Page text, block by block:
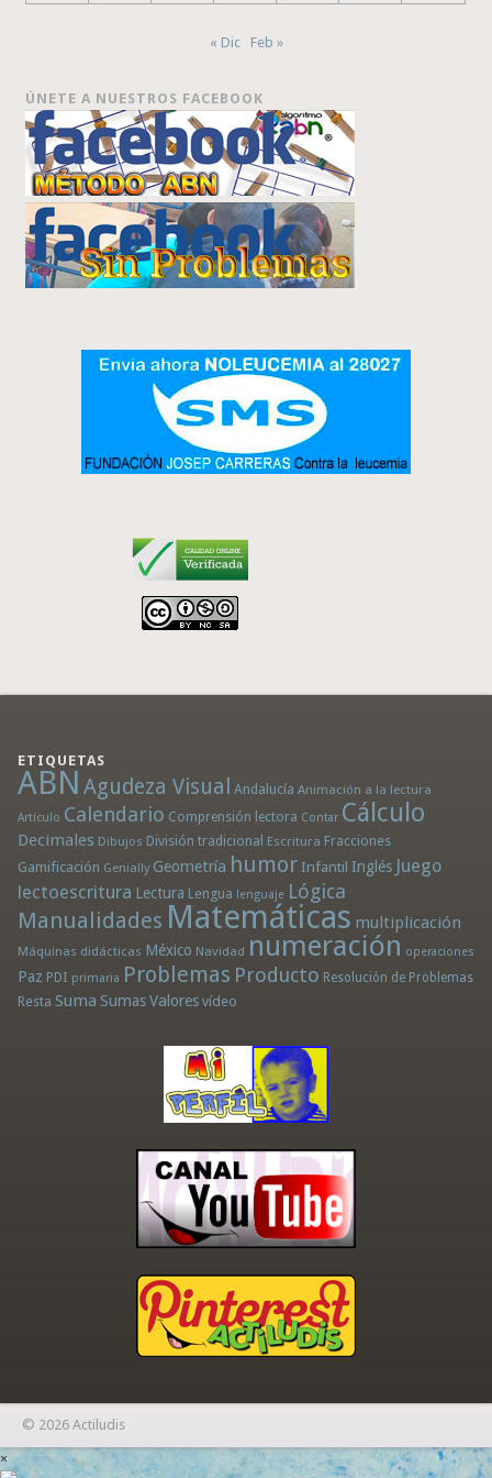
« Dic Feb »
ÚNETE A NUESTROS FACEBOOK
ETIQUETAS
ABN Agudeza Visual Andalucía Animación a la lectura
Artículo Calendario Comprensión lectora Contar Cálculo
Decimales Dibujos División tradicional Escritura Fracciones
Gamificación Genially Geometría humor Infantil Inglés Juego
lectoescritura Lectura Lengua lenguaje Lógica
Manualidades Matemáticas multiplicación
Máquinas didácticas México Navidad numeración operaciones
Paz PDI primaria Problemas Producto Resolución de Problemas
Resta Suma Sumas Valores vídeo
© 2026 Actiludis
×